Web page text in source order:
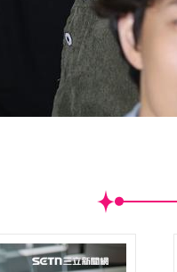
我回家"在台首映,孟
席為動